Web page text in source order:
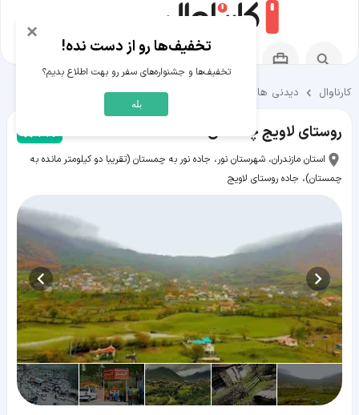
کارناوال دیدنی ها و تفریحات دیدنی ها و تفریحات نور
روستای لاویج چمستان 4.7
استان مازندران، شهرستان نور، جاده نور به چمستان (تقریبا دو کیلومتر مانده به
چمستان)، جاده روستای لاویج
×
تخفیف‌ها رو از دست نده!
تخفیف‌ها و جشنواره‌های سفر رو بهت اطلاع بدیم؟
بله